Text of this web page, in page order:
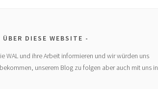
ÜBER DIESE WEBSITE
WAL und ihre Arbeit informieren und wir würden uns
unserem Blog zu folgen aber auch mit uns in